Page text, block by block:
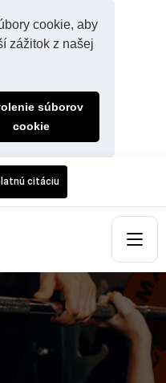
cookie, aby
zážitok z našej
súborov
cookie
citáciu